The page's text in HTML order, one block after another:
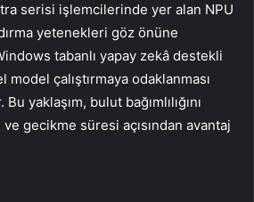
serisi işlemcilerinde yer alan NPU
yetenekleri göz önüne
tabanlı yapay zekâ destekli
çalıştırmaya odaklanması
yaklaşım, bulut bağımlılığını
gecikme süresi açısından avantaj